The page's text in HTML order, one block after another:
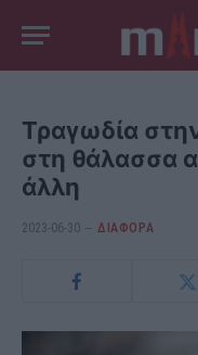
Τραγωδία
στη θάλασσα
άλλη
2023-06-30 ΔΙΆΦΟΡΑ